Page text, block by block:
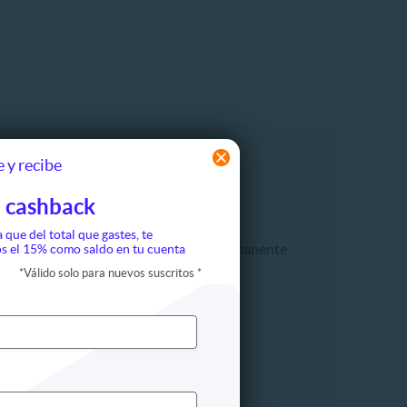
y recibe
cashback
que del total que gastes, te
el 15% como saldo en tu cuenta
*Válido solo para nuevos suscritos *
Labios
Maquillaje permanente
Pestañas